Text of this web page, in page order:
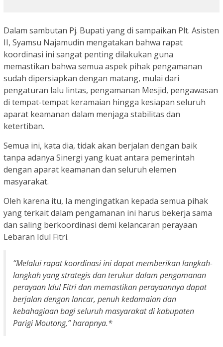
Dalam sambutan Pj. Bupati yang di sampaikan Plt. Asisten
II, Syamsu Najamudin mengatakan bahwa rapat
koordinasi ini sangat penting dilakukan guna
memastikan bahwa semua aspek pihak pengamanan
sudah dipersiapkan dengan matang, mulai dari
pengaturan lalu lintas, pengamanan Mesjid, pengawasan
di tempat-tempat keramaian hingga kesiapan seluruh
aparat keamanan dalam menjaga stabilitas dan
ketertiban.
Semua ini, kata dia, tidak akan berjalan dengan baik
tanpa adanya Sinergi yang kuat antara pemerintah
dengan aparat keamanan dan seluruh elemen
masyarakat.
Oleh karena itu, Ia mengingatkan kepada semua pihak
yang terkait dalam pengamanan ini harus bekerja sama
dan saling berkoordinasi demi kelancaran perayaan
Lebaran Idul Fitri.
“Melalui rapat koordinasi ini dapat memberikan langkah-
langkah yang strategis dan terukur dalam pengamanan
perayaan Idul Fitri dan memastikan perayaannya dapat
berjalan dengan lancar, penuh kedamaian dan
kebahagiaan bagi seluruh masyarakat di kabupaten
Parigi Moutong,” harapnya.*